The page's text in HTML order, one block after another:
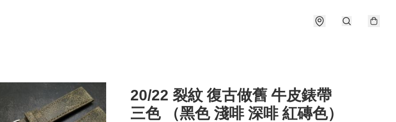
20/22 裂紋 復古做舊 牛皮錶帶
三色 （黑色 淺啡 深啡 紅磚色）